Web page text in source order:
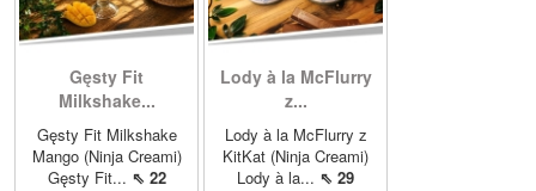
Gęsty Fit
Milkshake...
Gęsty Fit Milkshake
Mango (Ninja Creami)
Gęsty Fit... ⇖ 22
Lody à la McFlurry
z...
Lody à la McFlurry z
KitKat (Ninja Creami)
Lody à la... ⇖ 29